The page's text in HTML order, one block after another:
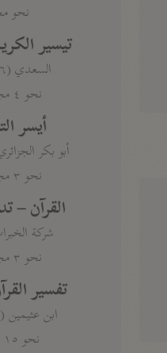
نحو
تيسير
السعدي (١٣٧٦ هـ)
نحو ٤ مجلدات
أيسر
أبو بكر الجزائري
نحو ٣ مجلدات
القرآن –
شركة
نحو ٣ مجلدات
تفسير
ابن عثيمين (١٤٢١ هـ)
نحو ١٥ مجلدًا